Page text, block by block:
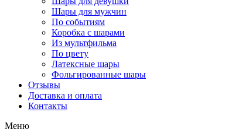
Шары для мужчин
По событиям
Коробка с шарами
Из мультфильма
По цвету
Латексные шары
Фольгированные шары
Отзывы
Доставка и оплата
Контакты
Меню